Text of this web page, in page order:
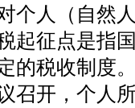
个人（自然
起征点是指
的税收制度
召开，个人